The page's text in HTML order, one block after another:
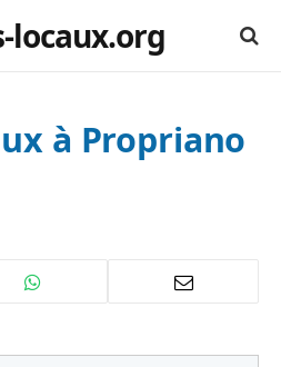
locaux.org
à Propriano